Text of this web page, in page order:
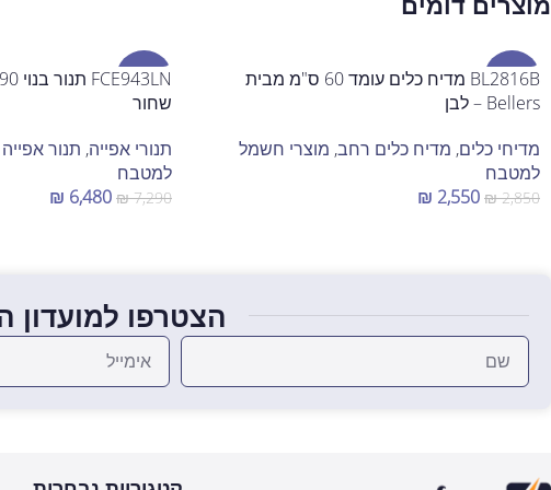
מבצע
BL2816B מדיח כלים עומד 60 ס"מ מבית
Bellers – לבן
מדיחי כלים, מדיח כלים רחב, מוצרי חשמל
למטבח
₪2,850
₪ 2,550
מבצע
שחור
תנורי אפייה, תנור אפייה
למטבח
₪7,290
₪ 6,480
הצטרפו למועדון